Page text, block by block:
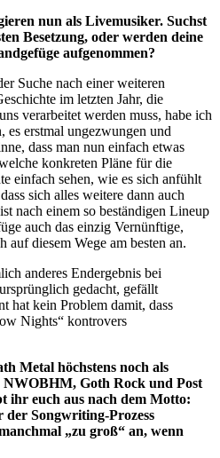
nun als Livemusiker. Suchst
Besetzung, oder werden deine
aufgenommen?
Suche nach einer weiteren
im letzten Jahr, die
verarbeitet werden muss, habe ich
es erstmal ungezwungen und
dass man nun einfach etwas
konkreten Pläne für die
einfach sehen, wie es sich anfühlt
sich alles weitere dann auch
nach einem so beständigen Lineup
auch das einzig Vernünftige,
diesem Wege am besten an.
anderes Endergebnis bei
gedacht, gefällt
hat kein Problem damit, dass
Nights“ kontrovers
Metal höchstens noch als
Goth Rock und Post
ihr euch aus nach dem Motto:
der Songwriting-Prozess
„zu groß“ an, wenn